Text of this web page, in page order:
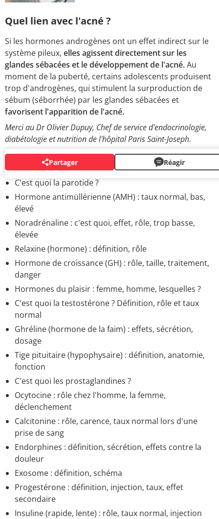
Quel lien avec l'acné ?
Si les hormones androgènes ont un effet indirect sur le
système pileux, elles agissent directement sur les
glandes sébacées et le développement de l'acné.Au
moment de la puberté, certains adolescents produisent
trop d'androgènes, qui stimulent la surproduction de
sébum (séborrhée) par les glandes sébacées et
favorisent l'apparition de l'acné.
Merci au Dr Olivier Dupuy, Chef de service d'endocrinologie,
diabétologie et nutrition de l'hôpital Paris Saint-Joseph.
Partager Réagir
SYSTÈME ENDOCRINIEN & HORMONES
C'est quoi la parotide ?
Hormone antimüllérienne (AMH) : taux normal, bas,
élevé
Noradrénaline : c'est quoi, effet, rôle, trop basse,
élevée
Relaxine (hormone) : définition, rôle
Hormone de croissance (GH) : rôle, taille, traitement,
danger
Hormones du plaisir : femme, homme, lesquelles ?
C'est quoi la testostérone ? Définition, rôle et taux
normal
Ghréline (hormone de la faim) : effets, sécrétion,
dosage
Tige pituitaire (hypophysaire) : définition, anatomie,
fonction
C'est quoi les prostaglandines ?
Ocytocine : rôle chez l'homme, la femme,
déclenchement
Calcitonine : rôle, carence, taux normal lors d'une
prise de sang
Endorphines : définition, sécrétion, effets contre la
douleur
Exosome : définition, schéma
Progestérone : définition, injection, taux, effet
secondaire
Insuline (rapide, lente) : rôle, taux normal, injection